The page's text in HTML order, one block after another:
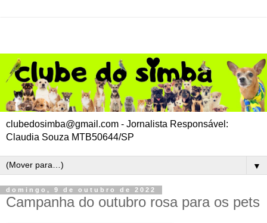
clubedosimba@gmail.com - Jornalista Responsável:
Claudia Souza MTB50644/SP
▼
domingo, 9 de outubro de 2022
Campanha do outubro rosa para os pets